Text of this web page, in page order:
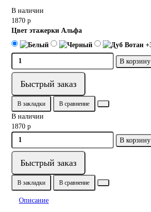
В наличии
1870 р
Цвет этажерки Альфа
В корзину
Быстрый заказ
В закладки В сравнение
В наличии
1870 р
В корзину
Быстрый заказ
В закладки В сравнение
Описание